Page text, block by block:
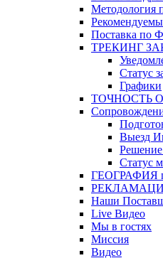
Методология
Поставка по
ТРЕКИНГ
Статус
Графики
ТОЧНОСТЬ
Выезд
Статус
ГЕОГРАФИЯ
Наши
Live Видео
Мы в гостях
Миссия
Видео